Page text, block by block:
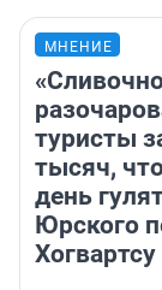
МНЕНИЕ
туристы
тысяч,
день
Юрского
Хогвартсу